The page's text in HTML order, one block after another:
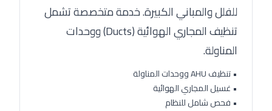
للفلل والمباني الكبيرة. خدمة متخصصة تشمل
تنظيف المجاري الهوائية (Ducts) ووحدات
المناولة.
• تنظيف AHU ووحدات المناولة
• غسيل المجاري الهوائية
• فحص شامل للنظام